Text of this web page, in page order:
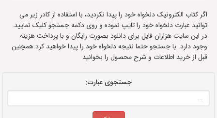
اگر کتاب الکترونیک دلخواه خود را پیدا نکردید، با استفاده از کادر زیر می
توانید عبارت دلخواه خود را تایپ نموده و روی دکمه جستجو کلیک نمایید.
در این سایت هزاران فایل برای دانلود بصورت رایگان و با پرداخت هزینه
وجود دارد. با جستجو حتما نتیجه دلخواه خود را پیدا خواهید کرد.همچنین
قبل از خرید اطلاعات و شرح محصول را بخوانید
جستجوی عبارت: